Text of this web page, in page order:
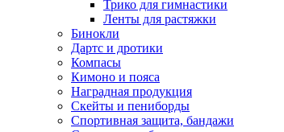
Трико для гимнастики
Ленты для растяжки
Бинокли
Дартс и дротики
Компасы
Кимоно и пояса
Наградная продукция
Скейты и пениборды
Спортивная защита, бандажи